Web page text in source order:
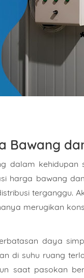
Bawang
dalam kehidupan
harga bawang
terganggu.
merugikan
daya
di suhu ruang
saat pasokan